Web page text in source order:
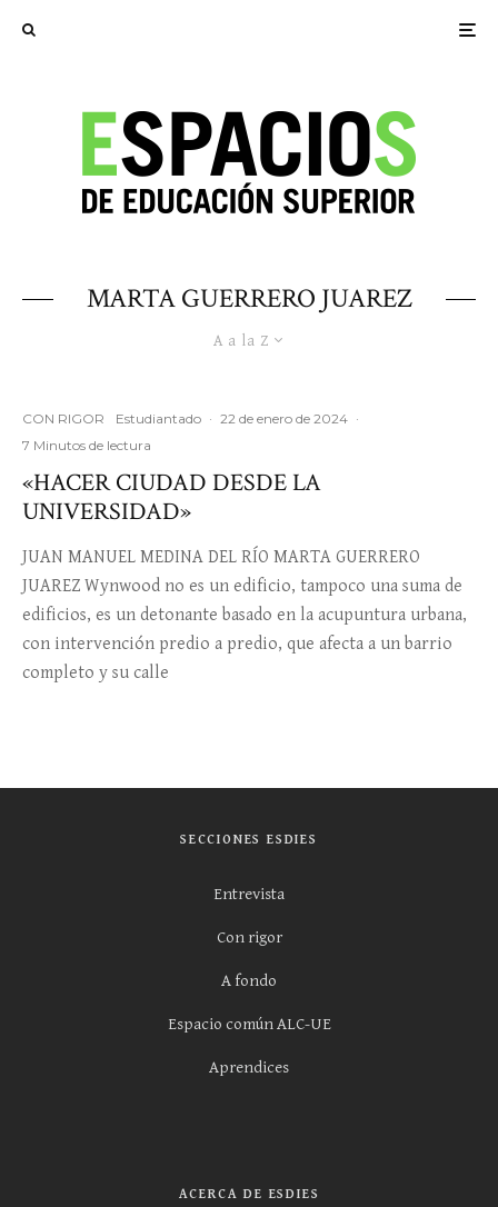
MARTA GUERRERO JUAREZ
A a la Z
CON RIGOR Estudiantado · 22 de enero de 2024 ·
7 Minutos de lectura
«HACER CIUDAD DESDE LA
UNIVERSIDAD»
JUAN MANUEL MEDINA DEL RÍO MARTA GUERRERO
JUAREZ Wynwood no es un edificio, tampoco una suma de
edificios, es un detonante basado en la acupuntura urbana,
con intervención predio a predio, que afecta a un barrio
completo y su calle
SECCIONES ESDIES
Entrevista
Con rigor
A fondo
Espacio común ALC-UE
Aprendices
ACERCA DE ESDIES